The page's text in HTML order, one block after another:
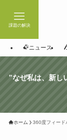
課題の解決
ニュース
”なぜ私は、新し
ホーム 360度フィード